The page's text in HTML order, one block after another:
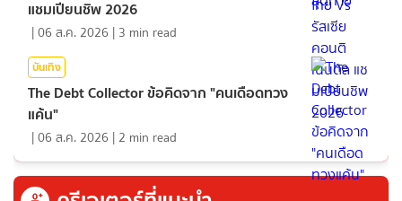
แชมเปียนชิพ 2026
|06 ส.ค. 2026 | 3 min read
บันเทิง
The Debt Collector ข้อคิดจาก "คนเดือดทวง
แค้น"
|06 ส.ค. 2026 | 2 min read